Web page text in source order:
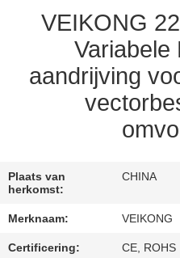
VERZOEK
OM EEN
CITAAT
SITEMAP
PRIVACYBELEID
VEIKONG
Variabele
aandrijving
Plaats van
herkomst:
CHINA
Merknaam: VEIKONG
Certificering: CE, ROHS